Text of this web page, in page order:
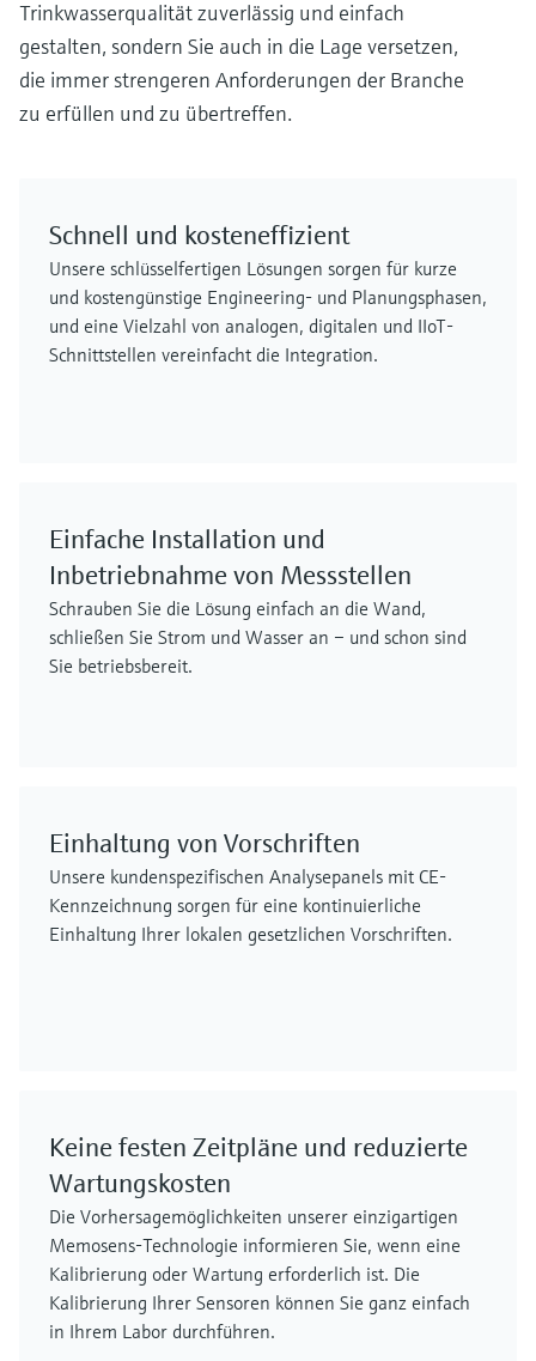
Trinkwasserqualität zuverlässig und einfach
gestalten, sondern Sie auch in die Lage versetzen,
die immer strengeren Anforderungen der Branche
zu erfüllen und zu übertreffen.
Schnell und kosteneffizient
Unsere schlüsselfertigen Lösungen sorgen für kurze
und kostengünstige Engineering- und Planungsphasen,
und eine Vielzahl von analogen, digitalen und IIoT-
Schnittstellen vereinfacht die Integration.
Einfache Installation und
Inbetriebnahme von Messstellen
Schrauben Sie die Lösung einfach an die Wand,
schließen Sie Strom und Wasser an – und schon sind
Sie betriebsbereit.
Einhaltung von Vorschriften
Unsere kundenspezifischen Analysepanels mit CE-
Kennzeichnung sorgen für eine kontinuierliche
Einhaltung Ihrer lokalen gesetzlichen Vorschriften.
Keine festen Zeitpläne und reduzierte
Wartungskosten
Die Vorhersagemöglichkeiten unserer einzigartigen
Memosens-Technologie informieren Sie, wenn eine
Kalibrierung oder Wartung erforderlich ist. Die
Kalibrierung Ihrer Sensoren können Sie ganz einfach
in Ihrem Labor durchführen.